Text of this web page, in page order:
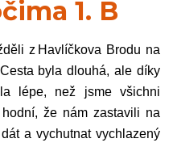
1. B
z Havlíčkova Brodu na
byla dlouhá, ale díky
lépe, než jsme všichni
že nám zastavili na
a vychutnat vychlazený